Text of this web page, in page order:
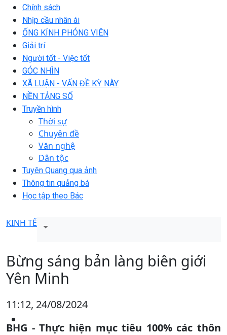
Chính sách
Nhịp cầu nhân ái
ỐNG KÍNH PHÓNG VIÊN
Giải trí
Người tốt - Việc tốt
GÓC NHÌN
XÃ LUẬN - VẤN ĐỀ KỲ NÀY
NỀN TẢNG SỐ
Truyền hình
Thời sự
Chuyên đề
Văn nghệ
Dân tộc
Tuyên Quang qua ảnh
Thông tin quảng bá
Học tập theo Bác
KINH TẾ
Bừng sáng bản làng biên giới
Yên Minh
11:12, 24/08/2024
BHG - Thực hiện mục tiêu 100% các thôn